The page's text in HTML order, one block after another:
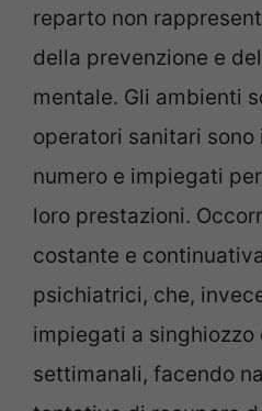
reparto non
della prevenzione e
mentale. Gli ambienti
operatori sanitari
numero e impiegati
loro prestazioni.
costante e
psichiatrici, che,
impiegati a singhiozzo
settimanali, facendo